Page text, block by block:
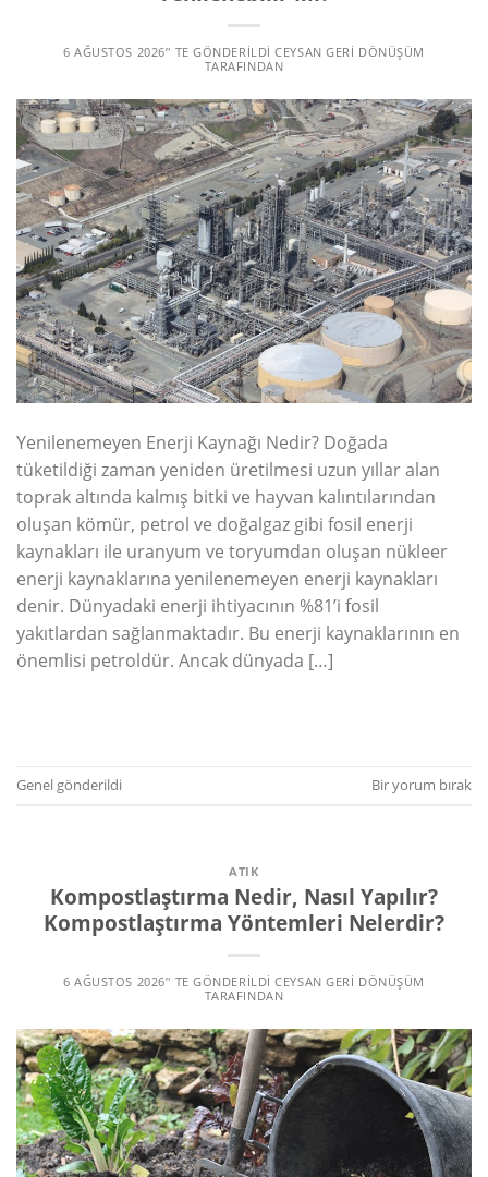
6 AĞUSTOS 2026’' TE GÖNDERILDI CEYSAN GERI DÖNÜŞÜM
TARAFINDAN
Yenilenemeyen Enerji Kaynağı Nedir? Doğada
tüketildiği zaman yeniden üretilmesi uzun yıllar alan
toprak altında kalmış bitki ve hayvan kalıntılarından
oluşan kömür, petrol ve doğalgaz gibi fosil enerji
kaynakları ile uranyum ve toryumdan oluşan nükleer
enerji kaynaklarına yenilenemeyen enerji kaynakları
denir. Dünyadaki enerji ihtiyacının %81’i fosil
yakıtlardan sağlanmaktadır. Bu enerji kaynaklarının en
önemlisi petroldür. Ancak dünyada […]
Genel gönderildi Bir yorum bırak
ATIK
Kompostlaştırma Nedir, Nasıl Yapılır?
Kompostlaştırma Yöntemleri Nelerdir?
6 AĞUSTOS 2026’' TE GÖNDERILDI CEYSAN GERI DÖNÜŞÜM
TARAFINDAN